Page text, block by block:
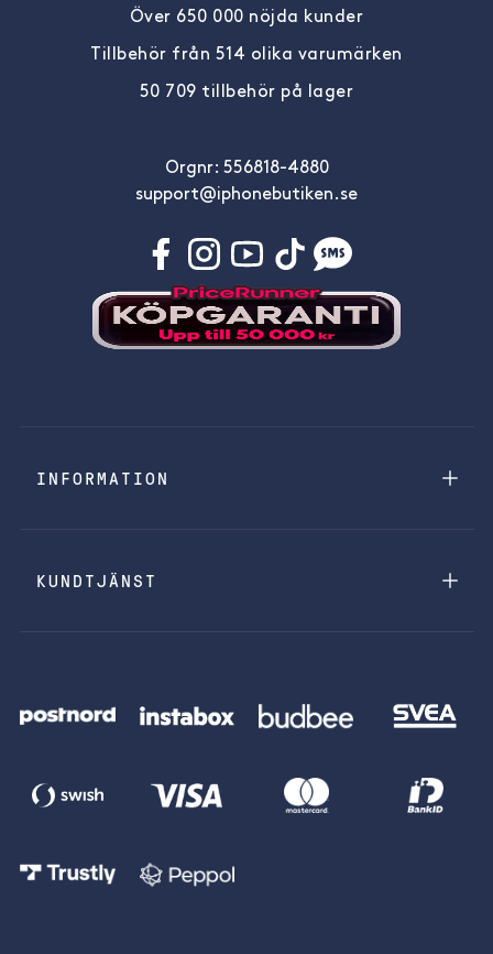
Över 650 000 nöjda kunder
Tillbehör från 514 olika varumärken
50 709 tillbehör på lager
Orgnr: 556818-4880
support@iphonebutiken.se
INFORMATION
KUNDTJÄNST